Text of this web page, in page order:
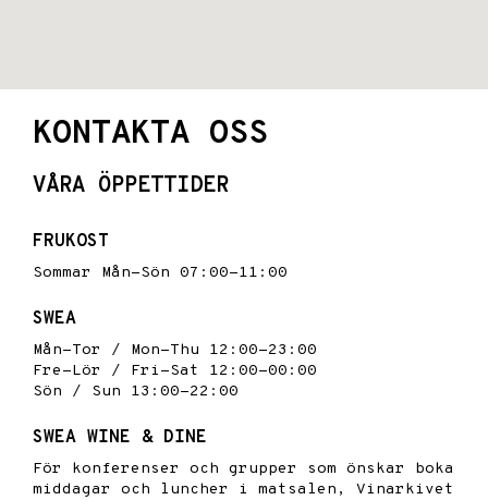
KONTAKTA OSS
VÅRA ÖPPETTIDER
FRUKOST
Sommar Mån-Sön 07:00-11:00
SWEA
Mån-Tor / Mon-Thu 12:00-23:00
Fre-Lör / Fri-Sat 12:00-00:00
Sön / Sun 13:00-22:00
SWEA WINE & DINE
För konferenser och grupper som önskar boka
middagar och luncher i matsalen, Vinarkivet